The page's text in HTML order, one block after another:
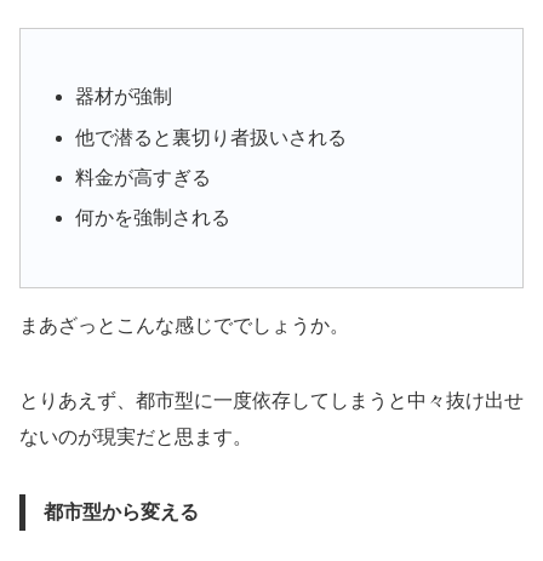
器材が強制
他で潜ると裏切り者扱いされる
料金が高すぎる
何かを強制される
まあざっとこんな感じででしょうか。
とりあえず、都市型に一度依存してしまうと中々抜け出せ
ないのが現実だと思ます。
都市型から変える